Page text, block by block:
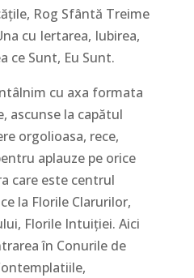
Rog Sfântă Treime
cu Iertarea, Iubirea,
ce Sunt, Eu Sunt.
cu axa formata
ascunse la capătul
orgolioasa, rece,
aplauze pe orice
care este centrul
la Florile Clarurilor,
Florile Intuiției. Aici
în Conurile de